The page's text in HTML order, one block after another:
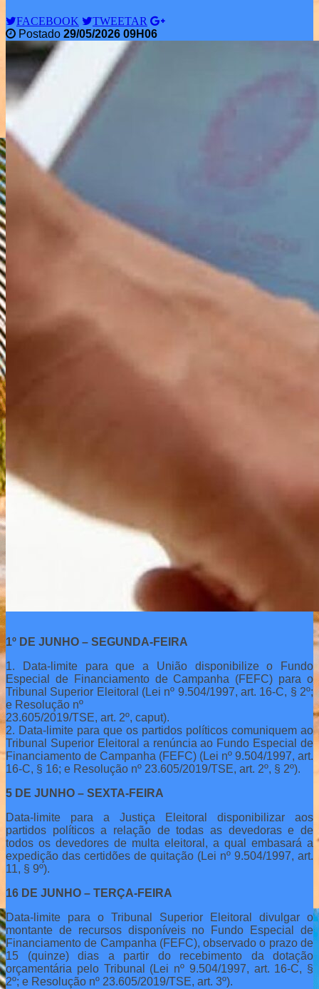
FACEBOOK
TWEETAR
Postado 29/05/2026 09H06
1º DE JUNHO – SEGUNDA-FEIRA
1. Data-limite para que a União disponibilize o Fundo
Especial de Financiamento de Campanha (FEFC) para o
Tribunal Superior Eleitoral (Lei nº 9.504/1997, art. 16-C, § 2º;
e Resolução nº
23.605/2019/TSE, art. 2º, caput).
2. Data-limite para que os partidos políticos comuniquem ao
Tribunal Superior Eleitoral a renúncia ao Fundo Especial de
Financiamento de Campanha (FEFC) (Lei nº 9.504/1997, art.
16-C, § 16; e Resolução nº 23.605/2019/TSE, art. 2º, § 2º).
5 DE JUNHO – SEXTA-FEIRA
Data-limite para a Justiça Eleitoral disponibilizar aos
partidos políticos a relação de todas as devedoras e de
todos os devedores de multa eleitoral, a qual embasará a
expedição das certidões de quitação (Lei nº 9.504/1997, art.
11, § 9º).
16 DE JUNHO – TERÇA-FEIRA
Data-limite para o Tribunal Superior Eleitoral divulgar o
montante de recursos disponíveis no Fundo Especial de
Financiamento de Campanha (FEFC), observado o prazo de
15 (quinze) dias a partir do recebimento da dotação
orçamentária pelo Tribunal (Lei nº 9.504/1997, art. 16-C, §
2º; e Resolução nº 23.605/2019/TSE, art. 3º).